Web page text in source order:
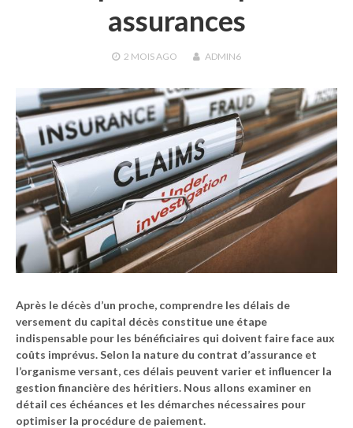
assurances
2 MOISAGO ADMIN6
Après le décès d’un proche, comprendre les délais de
versement du capital décès constitue une étape
indispensable pour les bénéficiaires qui doivent faire face aux
coûts imprévus. Selon la nature du contrat d’assurance et
l’organisme versant, ces délais peuvent varier et influencer la
gestion financière des héritiers. Nous allons examiner en
détail ces échéances et les démarches nécessaires pour
optimiser la procédure de paiement.